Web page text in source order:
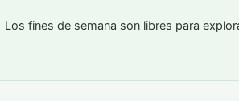
Los fines de semana son libres para